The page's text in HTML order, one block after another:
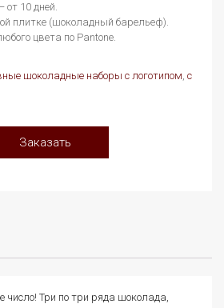
от 10 дней.
плитке (шоколадный барельеф).
цвета по Pantone.
шоколадные наборы с логотипом, с
Заказать
число! Три по три ряда шоколада,